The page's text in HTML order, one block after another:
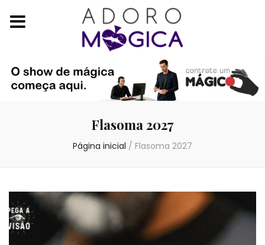
Flasoma 2027
Página inicial / Flasoma 2027